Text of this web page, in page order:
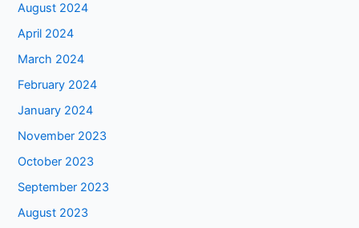
August 2024
April 2024
March 2024
February 2024
January 2024
November 2023
October 2023
September 2023
August 2023